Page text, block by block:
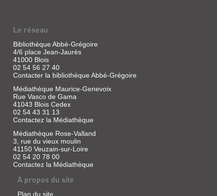
Le réseau
Bibliothèque Abbé-Grégoire
4/6 place Jean-Jaurès
41000 Blois
02 54 56 27 40
Contacter la bibliothèque Abbé-Grégoire
Médiathèque Maurice-Genevoix
Rue Vasco de Gama
41043 Blois Cedex
02 54 43 31 13
Contactez la Médiathèque
Médiathèque Rose-Valland
3, rue du vieux moulin
41150 Veuzain-sur-Loire
02 54 20 78 00
Contactez la Médiathèque
A propos du site
Plan du site